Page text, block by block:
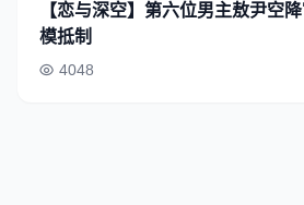
【恋与深空】第六位男主敖尹空
模抵制
4048